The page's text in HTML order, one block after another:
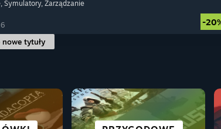
, Symulatory, Zarządzanie
-
nowe tytuły
I POWIEŚCI